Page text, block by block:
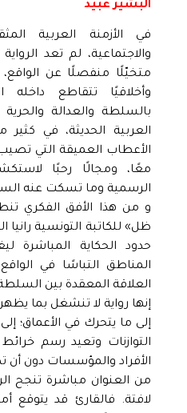
البشير عبيد
في الأزمنة العربية
والاجتماعية، لم تعد
متخيّلًا منفصلًا عن
وأخلاقيًا تتقاطع داخله
بالسلطة والعدالة
العربية الحديثة، في كثير
الأعطاب العميقة التي
معًا، ومجالًا رحبًا
الرسمية وما تسكت عنه
و من هذا الأفق الفكري
ظل» للكاتبة التونسية
حدود الحكاية المباشرة
المناطق التباسًا في
العلاقة المعقدة بين
إنها رواية لا تنشغل بما
إلى ما يتحرك في الأعماق؛
التوازنات وتعيد رسم
الأفراد والمؤسسات دون أن
من العنوان مباشرة تنجح
لافتة. فالقارئ قد يتوقع